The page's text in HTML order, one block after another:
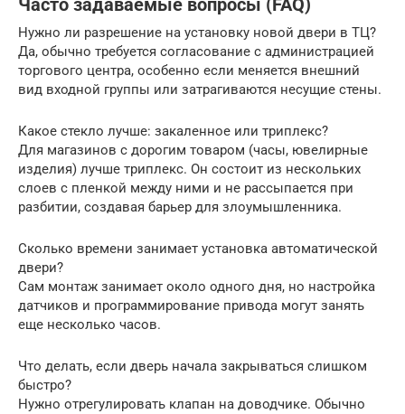
Часто задаваемые вопросы (FAQ)
Нужно ли разрешение на установку новой двери в ТЦ?
Да, обычно требуется согласование с администрацией
торгового центра, особенно если меняется внешний
вид входной группы или затрагиваются несущие стены.
Какое стекло лучше: закаленное или триплекс?
Для магазинов с дорогим товаром (часы, ювелирные
изделия) лучше триплекс. Он состоит из нескольких
слоев с пленкой между ними и не рассыпается при
разбитии, создавая барьер для злоумышленника.
Сколько времени занимает установка автоматической
двери?
Сам монтаж занимает около одного дня, но настройка
датчиков и программирование привода могут занять
еще несколько часов.
Что делать, если дверь начала закрываться слишком
быстро?
Нужно отрегулировать клапан на доводчике. Обычно